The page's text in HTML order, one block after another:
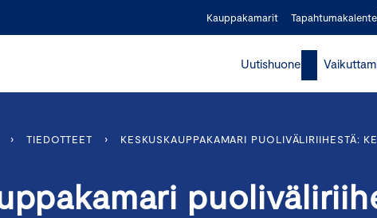
Kauppakamarit
Uutishuone
› TIEDOTTEET › KESKUSKAUPPAKAMARI PUOLIVÄLIRIIHESTÄ: